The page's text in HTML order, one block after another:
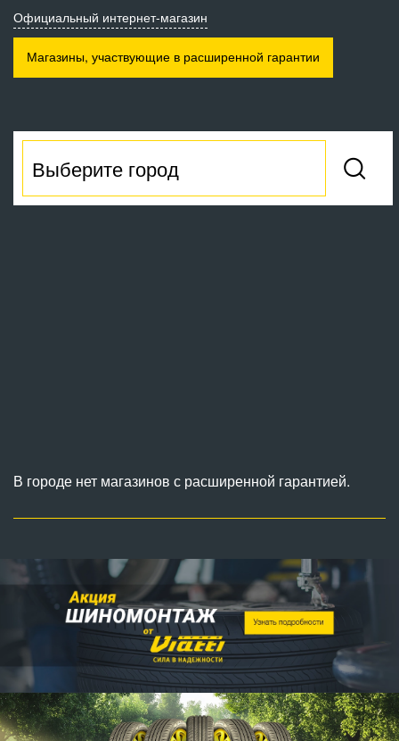
Официальный интернет-магазин
Магазины, участвующие в расширенной гарантии
В городе нет магазинов с расширенной гарантией.